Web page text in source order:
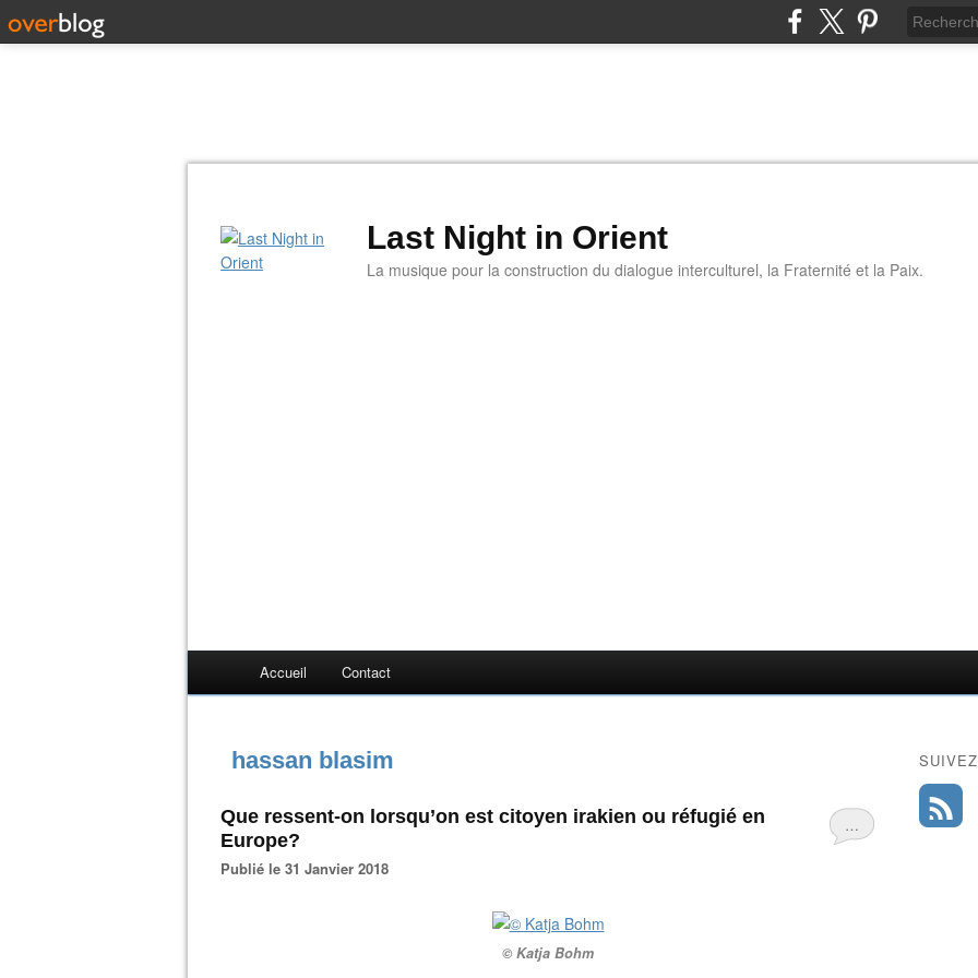
Last Night in Orient
La musique pour la construction du dialogue interculturel, la Fraternité et la Paix.
Accueil Contact
hassan blasim
…
Que ressent-on lorsqu’on est citoyen irakien ou réfugié en
Europe?
Publié le 31 Janvier 2018
© Katja Bohm